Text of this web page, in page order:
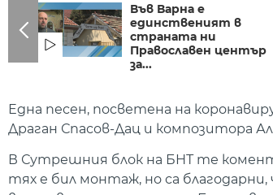
Във Варна е
единственият в
страната ни
Православен център
за...
Една песен, посветена на
Драган Спасов-Дац и композитора
В Сутрешния блок на БНТ те
тях е бил монтаж, но са благодарни,